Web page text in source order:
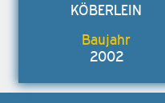
KÖBERLEIN
2002